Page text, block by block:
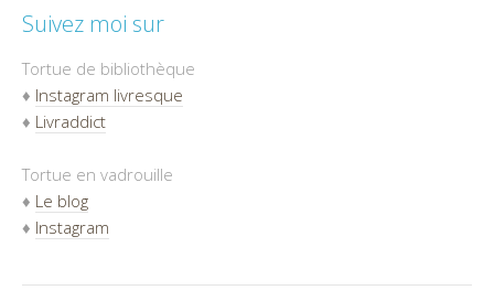
Suivez moi sur
Tortue de bibliothèque
♦ Instagram livresque
♦ Livraddict
Tortue en vadrouille
♦ Le blog
♦ Instagram